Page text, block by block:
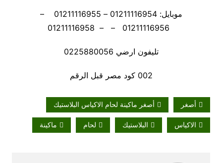
موبايل: 01211116954 – 01211116955 –
تليفون ارضي 0225880056
002 كود مصر قبل الرقم
أصغر أصغر ماكينة لحام الاكياس البلاستيك
الاكياس البلاستيك لحام ماكينة